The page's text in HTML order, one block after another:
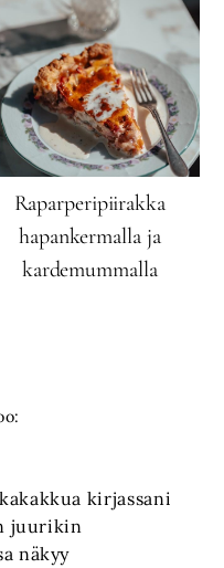
Raparperipiirakka
hapankermalla ja
kardemummalla
kirjassani
juurikin
näkyy